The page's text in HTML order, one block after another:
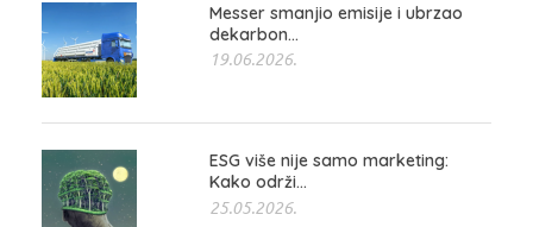
Messer smanjio emisije i ubrzao
dekarbon...
19.06.2026.
ESG više nije samo marketing:
Kako održi...
25.05.2026.